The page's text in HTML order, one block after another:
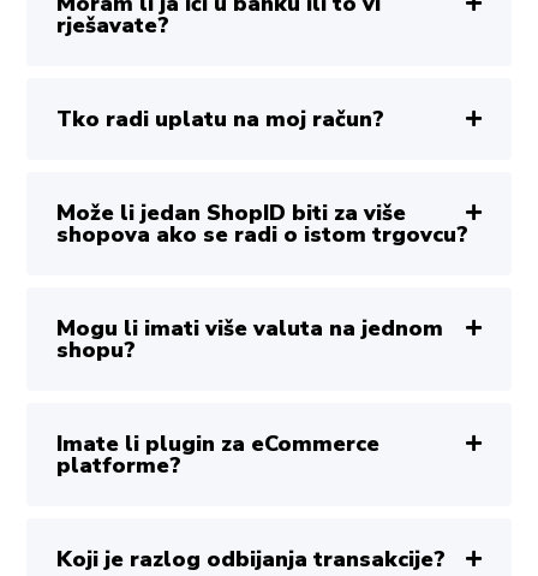
rješavate?
Tko radi uplatu na moj račun?
Može li jedan ShopID biti za više
shopova ako se radi o istom trgovcu?
Mogu li imati više valuta na jednom
shopu?
Imate li plugin za eCommerce
platforme?
Koji je razlog odbijanja transakcije?